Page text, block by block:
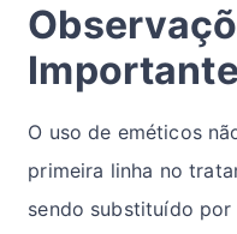
O uso de eméticos
primeira linha no
sendo substituído